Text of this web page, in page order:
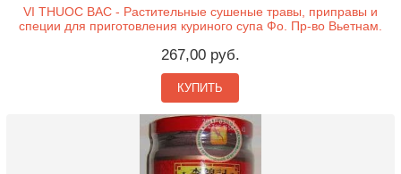
VI THUOC BAC - Растительные сушеные травы, приправы и
специи для приготовления куриного супа Фо. Пр-во Вьетнам.
267,00 руб.
КУПИТЬ